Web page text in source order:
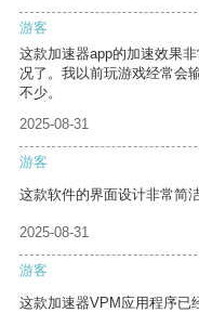
游客
这款加速器app的加速效果
况了。我以前玩游戏经常会
不少。
2025-08-31
游客
这款软件的界面设计非常简
2025-08-31
游客
这款加速器VPM应用程序已